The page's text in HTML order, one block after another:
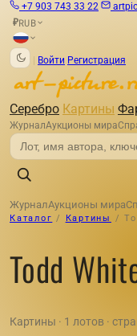
+7 903 743 33 22
₽RUB
Войти Регистрация
Серебро Картины
ЖурналАукционы мира
ЖурналАукционы мира
Каталог / Картины /
Todd
Картины · 1 лотов ·